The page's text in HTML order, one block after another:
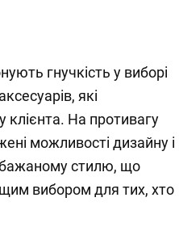
гнучкість у виборі
які
клієнта. На противагу
можливості дизайну і
бажаному стилю, що
вибором для тих, хто